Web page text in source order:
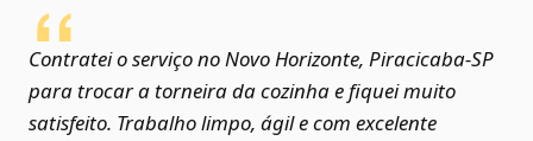
Contratei o serviço no Novo Horizonte, Piracicaba‑SP
para trocar a torneira da cozinha e fiquei muito
satisfeito. Trabalho limpo, ágil e com excelente